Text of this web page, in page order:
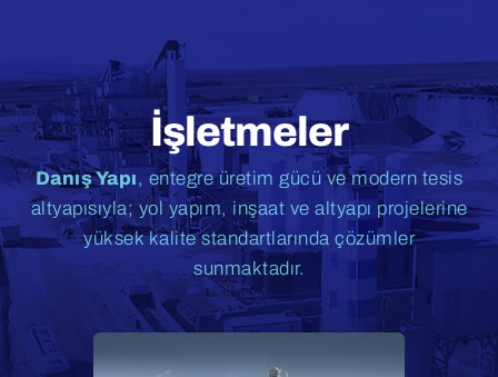
İşletmeler
Danış Yapı, entegre üretim gücü ve modern tesis
altyapısıyla; yol yapım, inşaat ve altyapı projelerine
yüksek kalite standartlarında çözümler
sunmaktadır.